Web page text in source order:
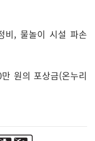
비, 물놀이 시설 파손
원의 포상금(온누리